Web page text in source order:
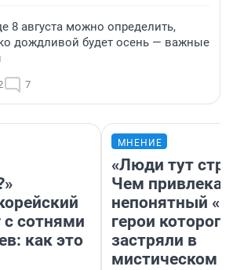
8 августа можно определить,
дождливой будет осень — важные
7
с сотнями
как это
МНЕНИЕ
«Люди тут
Чем
непонятный
герои которого
застряли в
мистическом